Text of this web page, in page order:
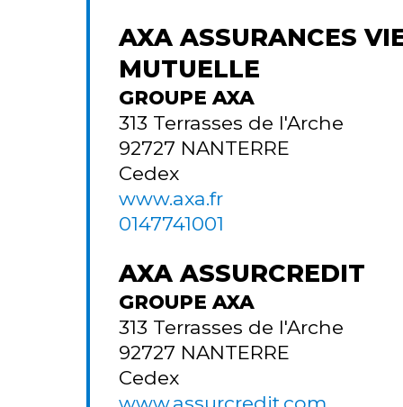
AXA ASSURANCES
MUTUELLE
GROUPE AXA
313 Terrasses de l'Arche
92727 NANTERRE
Cedex
www.axa.fr
0147741001
AXA ASSURCREDIT
GROUPE AXA
313 Terrasses de l'Arche
92727 NANTERRE
Cedex
www.assurcredit.com